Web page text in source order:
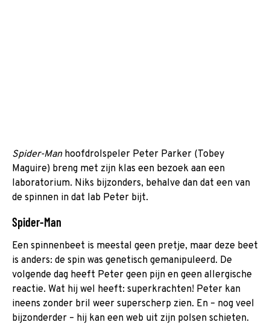
Spider-Man hoofdrolspeler Peter Parker (Tobey
Maguire) breng met zijn klas een bezoek aan een
laboratorium. Niks bijzonders, behalve dan dat een van
de spinnen in dat lab Peter bijt.
Spider-Man
Een spinnenbeet is meestal geen pretje, maar deze beet
is anders: de spin was genetisch gemanipuleerd. De
volgende dag heeft Peter geen pijn en geen allergische
reactie. Wat hij wel heeft: superkrachten! Peter kan
ineens zonder bril weer superscherp zien. En – nog veel
bijzonderder – hij kan een web uit zijn polsen schieten.